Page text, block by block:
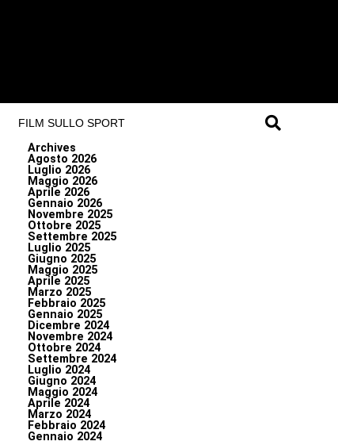
FILM SULLO SPORT
Archives
Agosto 2026
Luglio 2026
Maggio 2026
Aprile 2026
Gennaio 2026
Novembre 2025
Ottobre 2025
Settembre 2025
Luglio 2025
Giugno 2025
Maggio 2025
Aprile 2025
Marzo 2025
Febbraio 2025
Gennaio 2025
Dicembre 2024
Novembre 2024
Ottobre 2024
Settembre 2024
Luglio 2024
Giugno 2024
Maggio 2024
Aprile 2024
Marzo 2024
Febbraio 2024
Gennaio 2024